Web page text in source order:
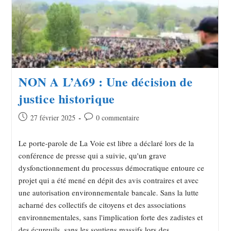
NON A L’A69 : Une décision de
justice historique
27 février 2025 0 commentaire
Le porte-parole de La Voie est libre a déclaré lors de la
conférence de presse qui a suivie, qu'un grave
dysfonctionnement du processus démocratique entoure ce
projet qui a été mené en dépit des avis contraires et avec
une autorisation environnementale bancale. Sans la lutte
acharné des collectifs de citoyens et des associations
environnementales, sans l'implication forte des zadistes et